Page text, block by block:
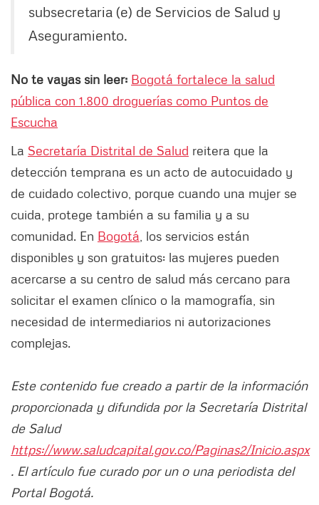
subsecretaria (e) de Servicios de Salud y
Aseguramiento.
No te vayas sin leer: Bogotá fortalece la salud
pública con 1.800 droguerías como Puntos de
Escucha
La Secretaría Distrital de Salud reitera que la
detección temprana es un acto de autocuidado y
de cuidado colectivo, porque cuando una mujer se
cuida, protege también a su familia y a su
comunidad. En Bogotá , los servicios están
disponibles y son gratuitos: las mujeres pueden
acercarse a su centro de salud más cercano para
solicitar el examen clínico o la mamografía, sin
necesidad de intermediarios ni autorizaciones
complejas.
Este contenido fue creado a partir de la información
proporcionada y difundida por la Secretaría Distrital
de Salud
https://www.saludcapital.gov.co/Paginas2/Inicio.aspx
. El artículo fue curado por un o una periodista del
Portal Bogotá.